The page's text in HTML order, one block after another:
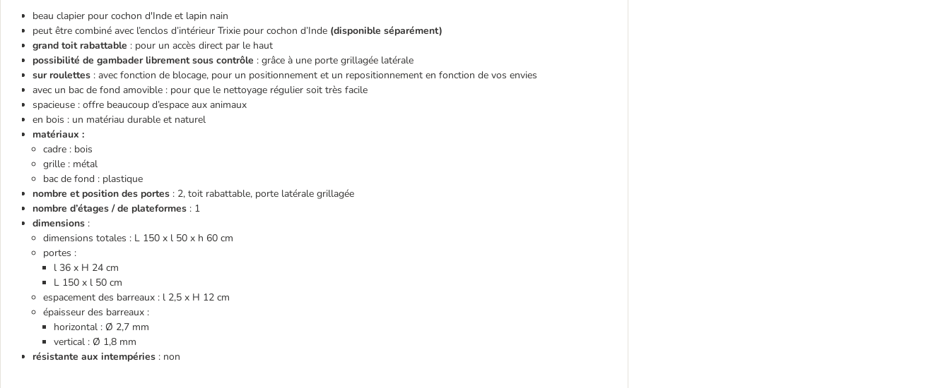
beau clapier pour cochon d'Inde et lapin nain
peut être combiné avec l’enclos d’intérieur Trixie pour cochon d’Inde (disponible séparément)
grand toit rabattable : pour un accès direct par le haut
possibilité de gambader librement sous contrôle : grâce à une porte grillagée latérale
sur roulettes : avec fonction de blocage, pour un positionnement et un repositionnement en fonction de vos envies
avec un bac de fond amovible : pour que le nettoyage régulier soit très facile
spacieuse : offre beaucoup d’espace aux animaux
en bois : un matériau durable et naturel
matériaux :
cadre : bois
grille : métal
bac de fond : plastique
nombre et position des portes : 2, toit rabattable, porte latérale grillagée
nombre d’étages / de plateformes : 1
dimensions :
dimensions totales : L 150 x l 50 x h 60 cm
portes :
l 36 x H 24 cm
L 150 x l 50 cm
espacement des barreaux : l 2,5 x H 12 cm
épaisseur des barreaux :
horizontal : Ø 2,7 mm
vertical : Ø 1,8 mm
résistante aux intempéries : non